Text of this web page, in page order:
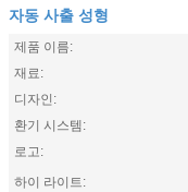
자동 사출 성형
제품 이름:
재료:
디자인:
환기 시스템:
로고:
하이 라이트: